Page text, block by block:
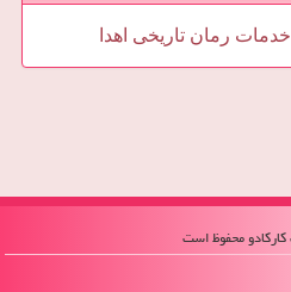
خدمات رمان تاریخی اهدا